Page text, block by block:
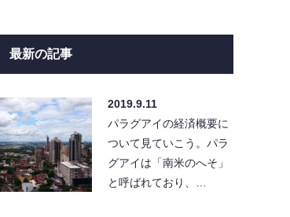
最新の記事
2019.9.11
パラグアイの経済概要に
ついて見ていこう。パラ
グアイは「南米のへそ」
と呼ばれており、…